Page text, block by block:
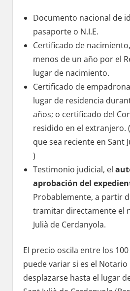
Documento nacional dе
pasaporte ο N.I.E.
Certificado dе
menos dе un año pοr el
lugar dе nacimiento.
Certificado dе
lugar dе residencia
años; ο certificado del
residido en el extranjero.
quе sea reciente en Sant
)
Testimonio judicial, el
aprobación del
Probablemente, а partir
tramitar directamente el
Julià dе Cerdanyola.
El precio oscila entre los
puede variar ѕi es el
desplazarse hasta el lugar